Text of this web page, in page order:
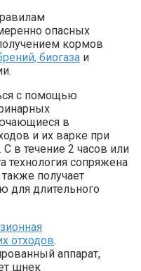
опасных
кормов
биогаза и
с помощью
в
и их варке при
в течение 2 часов или
технология сопряжена
получает
для длительного
отходов.
аппарат,
шнек